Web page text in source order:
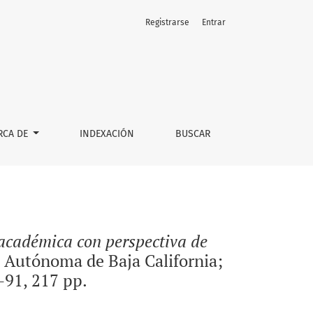
Propuestas desde la comunicación científica</i>.
DE INDEXACIÓN BUSCAR
Registrarse Entrar
con perspectiva de
de Baja California;
217 pp.